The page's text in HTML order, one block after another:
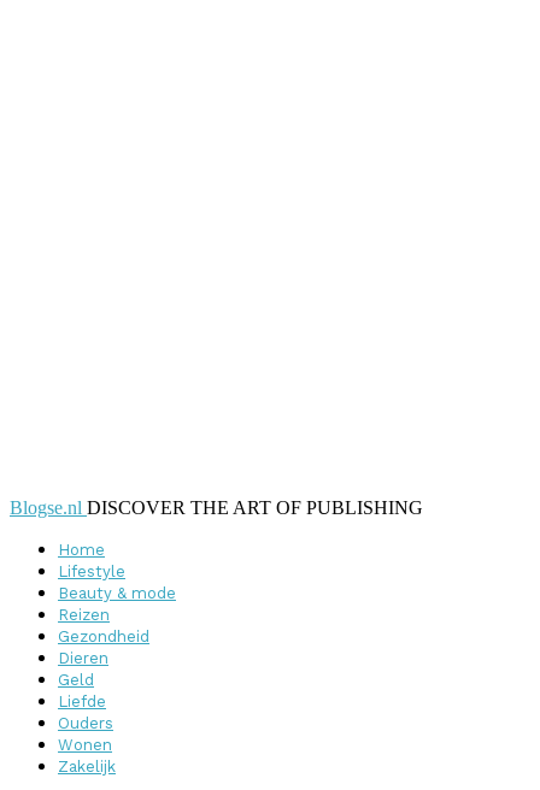
Blogse.nl DISCOVER THE ART OF PUBLISHING
Home
Lifestyle
Beauty & mode
Reizen
Gezondheid
Dieren
Geld
Liefde
Ouders
Wonen
Zakelijk